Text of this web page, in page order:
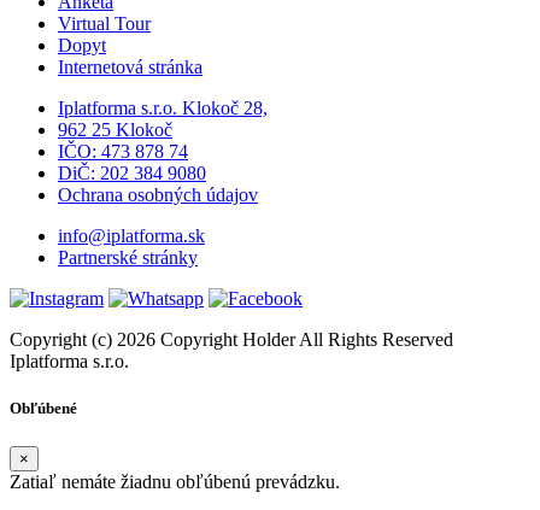
Virtual Tour
Dopyt
Internetová stránka
Iplatforma s.r.o. Klokoč 28,
962 25 Klokoč
IČO: 473 878 74
DiČ: 202 384 9080
Ochrana osobných údajov
info@iplatforma.sk
Partnerské stránky
Copyright (c) 2026 Copyright Holder All Rights Reserved
Iplatforma s.r.o.
Obľúbené
×
Zatiaľ nemáte žiadnu obľúbenú prevádzku.